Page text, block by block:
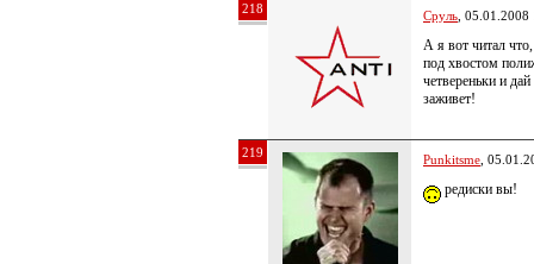
218 Сруль ,
А я вот читал
под хвостом
четвереньки и
заживет!
219 Punkitsme ,
редиски вы!